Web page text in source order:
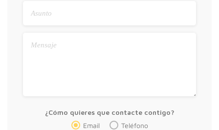
¿Cómo quieres que contacte contigo?
Email
Teléfono